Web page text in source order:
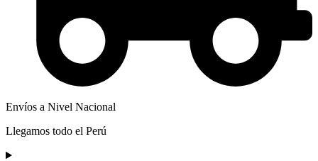
Envíos a Nivel Nacional
Llegamos todo el Perú